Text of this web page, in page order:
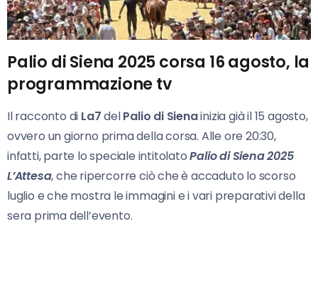
Palio di Siena 2025 corsa 16 agosto, la
programmazione tv
Il racconto di La7delPalio di Sienainizia già il 15 agosto,
ovvero un giorno prima della corsa. Alle ore 20:30,
infatti, parte lo speciale intitolatoPalio di Siena 2025
L’Attesa, che ripercorre ciò che è accaduto lo scorso
luglio e che mostra le immagini e i vari preparativi della
sera prima dell’evento.